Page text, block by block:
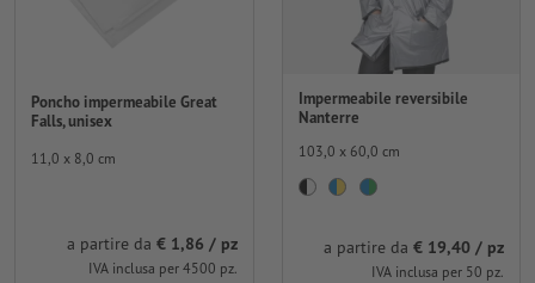
Poncho impermeabile Great
Falls, unisex
11,0 x 8,0 cm
a partire da € 1,86 / pz
IVA inclusa per 4500 pz.
Impermeabile reversibile
Nanterre
103,0 x 60,0 cm
a partire da € 19,40 / pz
IVA inclusa per 50 pz.